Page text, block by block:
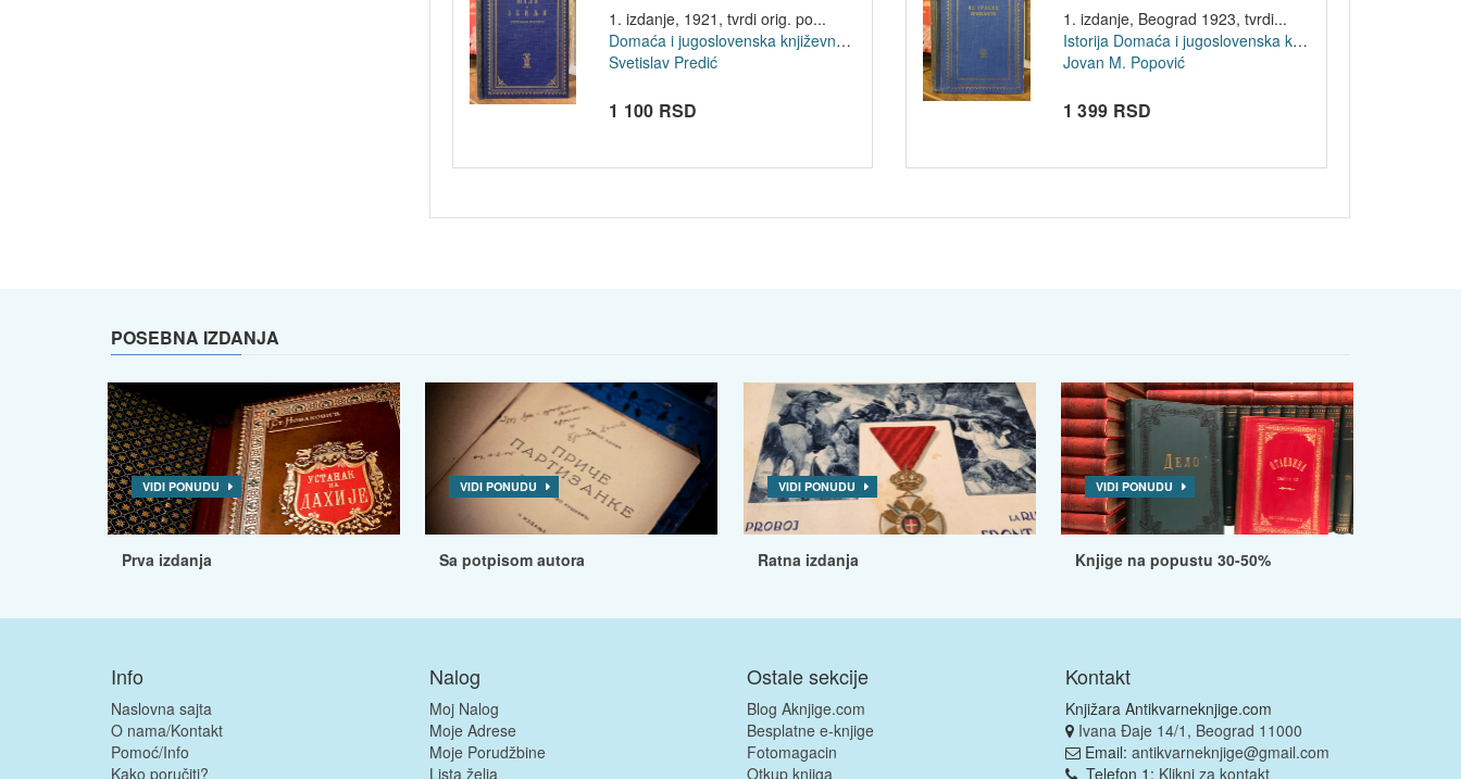
1. izdanje, 1921, tvrdi orig. po...
Domaća i jugoslovenska književnost
Svetislav Predić
1 100 RSD
1. izdanje, Beograd 1923, tvrdi...
Istorija Domaća i jugoslovenska književnost
Jovan M. Popović
1 399 RSD
POSEBNA IZDANJA
VIDI PONUDU
Prva izdanja
VIDI PONUDU
Sa potpisom autora
VIDI PONUDU
Ratna izdanja
VIDI PONUDU
Knjige na popustu 30-50%
Info
Naslovna sajta
O nama/Kontakt
Pomoć/Info
Kako poručiti?
Nalog
Moj Nalog
Moje Adrese
Moje Porudžbine
Lista želja
Ostale sekcije
Blog Aknjige.com
Besplatne e-knjige
Fotomagacin
Otkup knjiga
Kontakt
Knjižara Antikvarneknjige.com
Ivana Đaje 14/1, Beograd 11000
Email: antikvarneknjige@gmail.com
Telefon 1: Klikni za kontakt